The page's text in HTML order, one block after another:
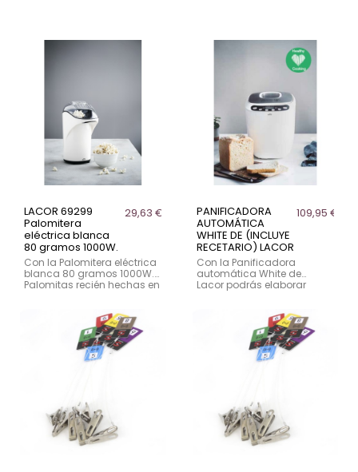
LACOR 69299
Palomitera
eléctrica blanca
80 gramos 1000W.
29,63 €
Con la Palomitera eléctrica
blanca 80 gramos 1000W.
Palomitas recién hechas en
necesidad de utilizar
aceite gracias a su
sistema de cocción por aire
caliente. Libre de BPA. Tapa
PANIFICADORA
AUTOMÁTICA
WHITE DE (INCLUYE
RECETARIO) LACOR
109,95 €
Con la Panificadora
automática White de
Lacor podrás elaborar
programas especiales
para preparar pan sin
gluten, pan de trigo o masa
para pizza y recetario.